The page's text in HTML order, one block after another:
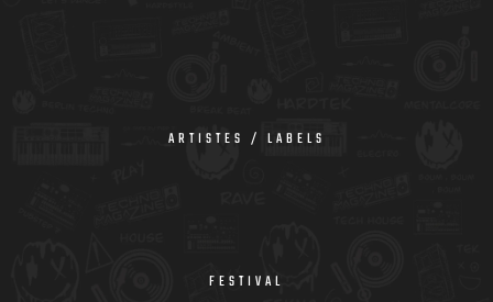
ARTISTES / LABELS
FESTIVAL